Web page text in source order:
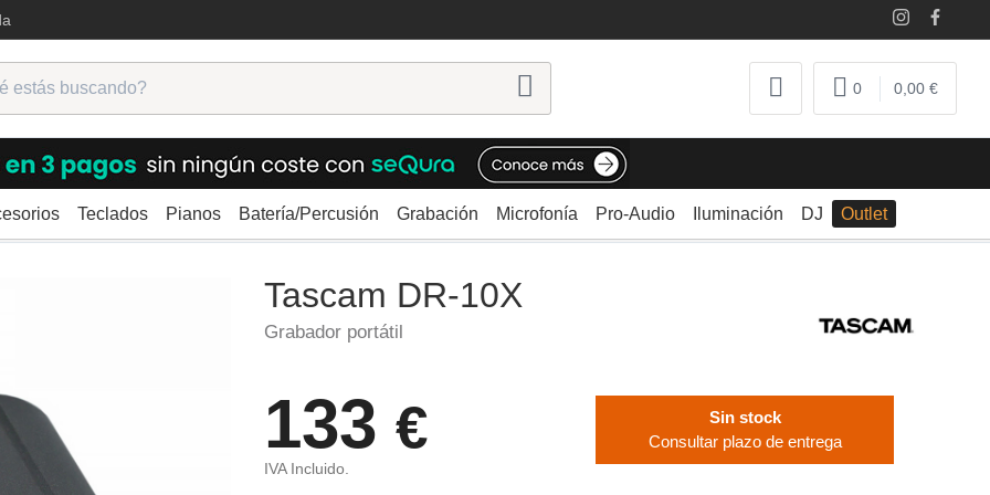
0 0,00 €
Teclados Pianos Batería/Percusión Grabación Microfonía Pro-Audio Iluminación DJ Outlet
Tascam DR-10X
Tascam DR-10X
Grabador portátil
133 €
IVA Incluido.
Sin stock
Consultar plazo de entrega